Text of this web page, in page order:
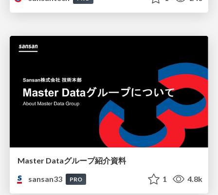
Master Dataグループ紹介資料
sansan33
PRO 1 4.8k